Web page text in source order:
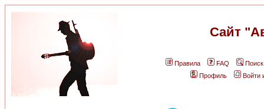
Сайт
Правила FAQ
Поиск
Профиль
Войти